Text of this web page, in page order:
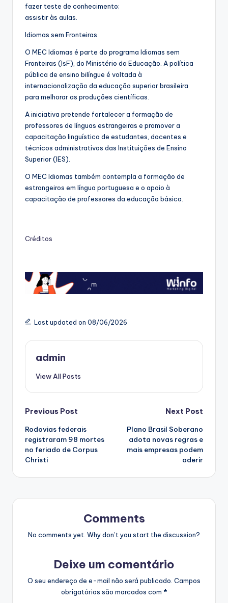
fazer teste de conhecimento;
assistir às aulas.
Idiomas sem Fronteiras
O MEC Idiomas é parte do programa Idiomas sem
Fronteiras (IsF), do Ministério da Educação. A política
pública de ensino bilíngue é voltada à
internacionalização da educação superior brasileira
para melhorar as produções científicas.
A iniciativa pretende fortalecer a formação de
professores de línguas estrangeiras e promover a
capacitação linguística de estudantes, docentes e
técnicos administrativos das Instituições de Ensino
Superior (IES).
O MEC Idiomas também contempla a formação de
estrangeiros em língua portuguesa e o apoio à
capacitação de professores da educação básica.
Créditos
Last updated on 08/06/2026
admin
View All Posts
Post
navigation
Previous Post
Rodovias federais
registraram 98 mortes
no feriado de Corpus
Christi
Next Post
Plano Brasil Soberano
adota novas regras e
mais empresas podem
aderir
Comments
No comments yet. Why don’t you start the discussion?
Deixe um comentário
O seu endereço de e-mail não será publicado. Campos
obrigatórios são marcados com *